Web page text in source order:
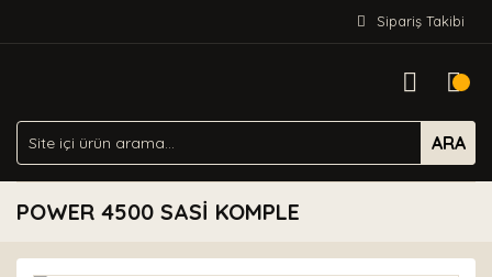
Sipariş Takibi
ARA
POWER 4500 SASİ KOMPLE